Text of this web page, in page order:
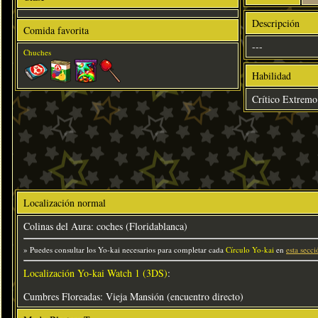
Comida favorita
Chuches
Descripción
---
Habilidad
Crítico Extremo
Localización normal
Colinas del Aura: coches (Floridablanca)
» Puedes consultar los Yo-kai necesarios para completar cada Círculo Yo-kai en esta
Localización Yo-kai Watch 1 (3DS):
Cumbres Floreadas: Vieja Mansión (encuentro directo)